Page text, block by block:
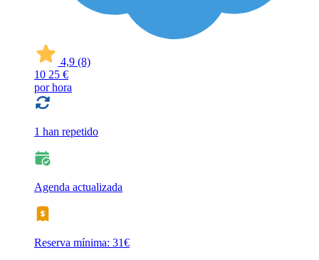
4,9 (8)
10 25 €
por hora
1 han repetido
Agenda actualizada
Reserva mínima: 31€